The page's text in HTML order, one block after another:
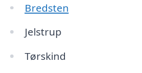
Bredsten
Jelstrup
Tørskind